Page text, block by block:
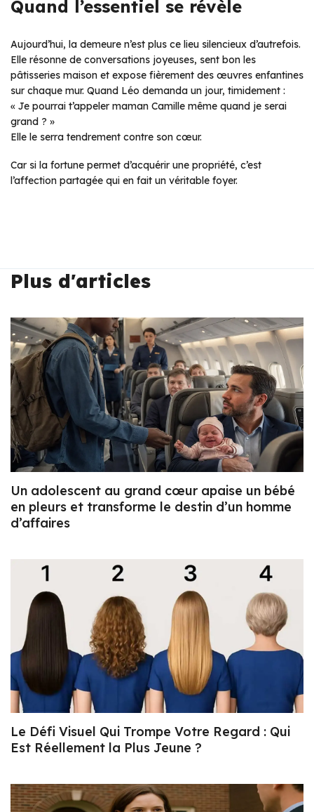
Quand l’essentiel se révèle
Aujourd’hui, la demeure n’est plus ce lieu silencieux d’autrefois.
Elle résonne de conversations joyeuses, sent bon les
pâtisseries maison et expose fièrement des œuvres enfantines
sur chaque mur. Quand Léo demanda un jour, timidement :
« Je pourrai t’appeler maman Camille même quand je serai
grand ? »
Elle le serra tendrement contre son cœur.
Car si la fortune permet d’acquérir une propriété, c’est
l’affection partagée qui en fait un véritable foyer.
Plus d'articles
Un adolescent au grand cœur apaise un bébé
en pleurs et transforme le destin d’un homme
d’affaires
Le Défi Visuel Qui Trompe Votre Regard : Qui
Est Réellement la Plus Jeune ?